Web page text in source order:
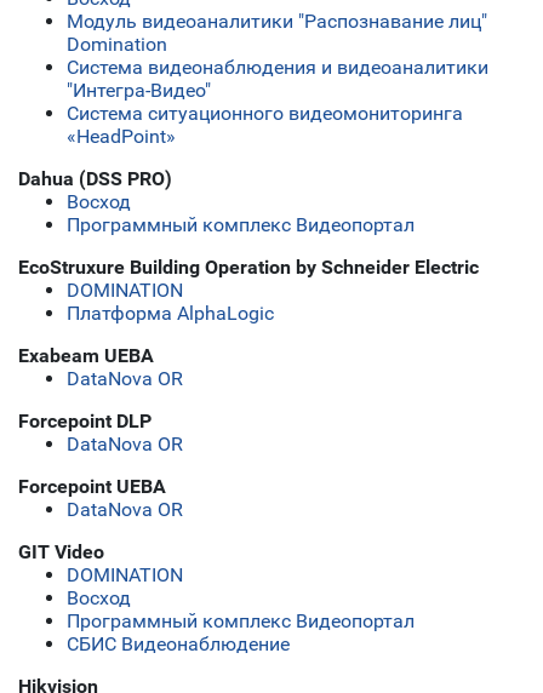
Модуль видеоаналитики "Распознавание лиц"
Domination
Система видеонаблюдения и видеоаналитики
"Интегра-Видео"
Система ситуационного видеомониторинга
«HeadPoint»
Dahua (DSS PRO)
Восход
Программный комплекс Видеопортал
EcoStruxure Building Operation by Schneider Electric
DOMINATION
Платформа AlphaLogic
Exabeam UEBA
DataNova OR
Forcepoint DLP
DataNova OR
Forcepoint UEBA
DataNova OR
GIT Video
DOMINATION
Восход
Программный комплекс Видеопортал
СБИС Видеонаблюдение
Hikvision